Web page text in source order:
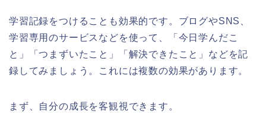
学習記録をつけることも効果的です。ブログやSNS、
学習専用のサービスなどを使って、「今日学んだこ
と」「つまずいたこと」「解決できたこと」などを記
録してみましょう。これには複数の効果があります。
まず、自分の成長を客観視できます。